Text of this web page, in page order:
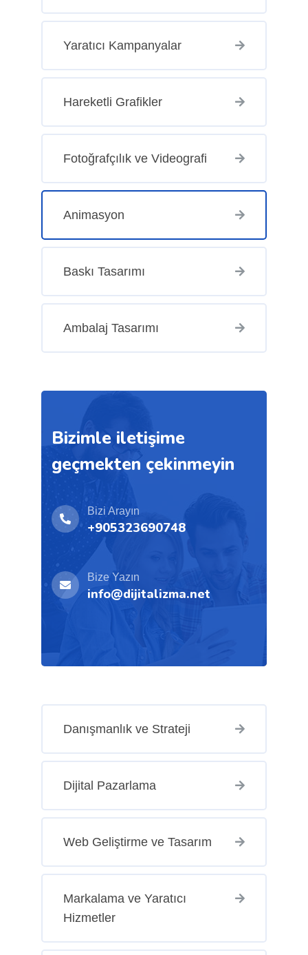
Yaratıcı Kampanyalar
Hareketli Grafikler
Fotoğrafçılık ve Videografi
Animasyon
Baskı Tasarımı
Ambalaj Tasarımı
Bizimle iletişime
geçmekten çekinmeyin
Bizi Arayın
+905323690748
Bize Yazın
info@dijitalizma.net
Danışmanlık ve Strateji
Dijital Pazarlama
Web Geliştirme ve Tasarım
Markalama ve Yaratıcı
Hizmetler